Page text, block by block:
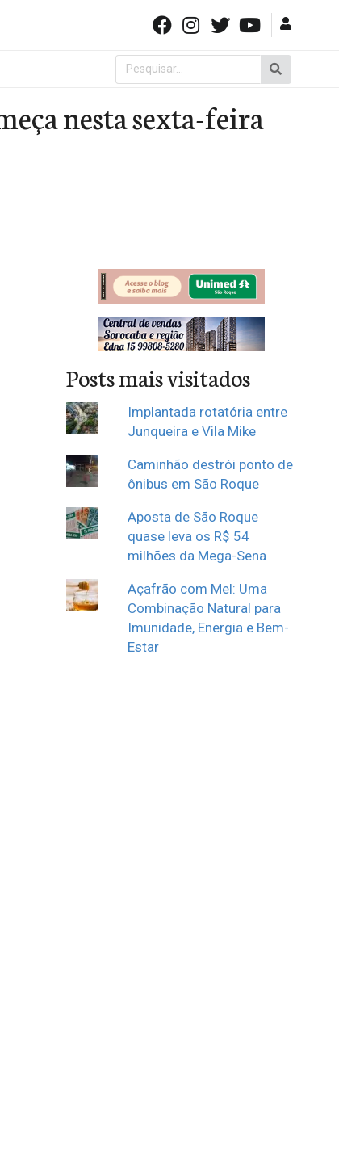
Pesquisar
por:
nesta sexta-feira
Posts mais visitados
Implantada rotatória entre
Junqueira e Vila Mike
Caminhão destrói ponto de
ônibus em São Roque
Aposta de São Roque
quase leva os R$ 54
milhões da Mega-Sena
Açafrão com Mel: Uma
Combinação Natural para
Imunidade, Energia e Bem-
Estar